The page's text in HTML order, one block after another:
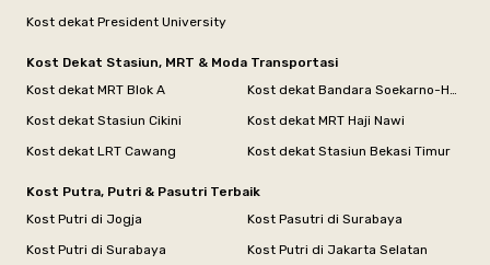
Kost dekat President University
Kost Dekat Stasiun, MRT & Moda Transportasi
Kost dekat MRT Blok A
Kost dekat Bandara Soekarno-Hatta
Kost dekat Stasiun Cikini
Kost dekat MRT Haji Nawi
Kost dekat LRT Cawang
Kost dekat Stasiun Bekasi Timur
Kost Putra, Putri & Pasutri Terbaik
Kost Putri di Jogja
Kost Pasutri di Surabaya
Kost Putri di Surabaya
Kost Putri di Jakarta Selatan